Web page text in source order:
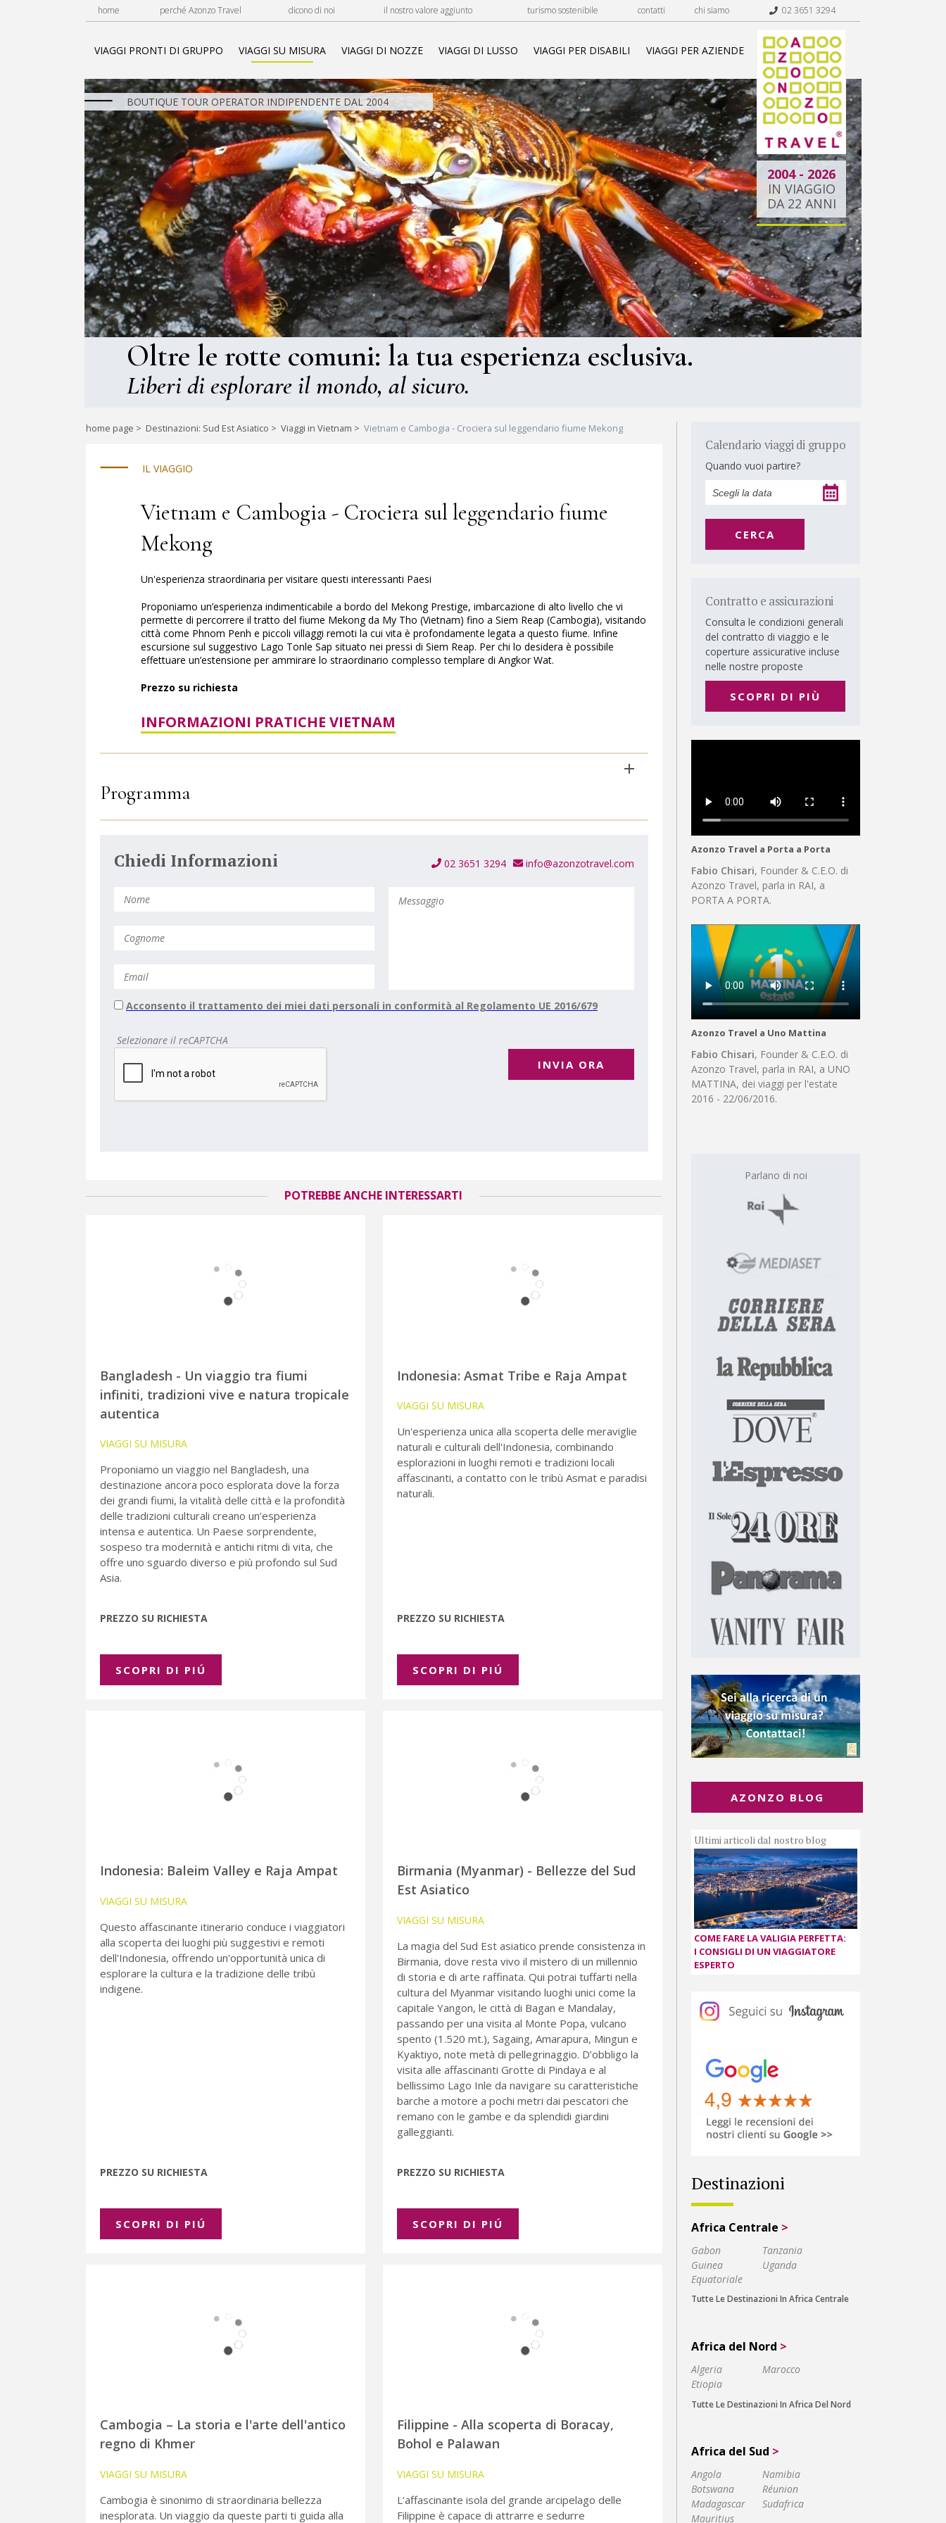
home perché Azonzo Travel dicono di noi il nostro valore aggiunto turismo sostenibile contatti chi siamo 02 3651 3294
VIAGGI PRONTI DI GRUPPO VIAGGI SU MISURA VIAGGI DI NOZZE VIAGGI DI LUSSO VIAGGI PER DISABILI VIAGGI PER AZIENDE
2004 - 2026
IN VIAGGIO
DA 22 ANNI
BOUTIQUE TOUR OPERATOR INDIPENDENTE DAL 2004
Oltre le rotte comuni: la tua esperienza esclusiva.
Liberi di esplorare il mondo, al sicuro.
home page > Destinazioni: Sud Est Asiatico > Viaggi in Vietnam > Vietnam e Cambogia - Crociera sul leggendario fiume Mekong
IL VIAGGIO
Vietnam e Cambogia - Crociera sul leggendario fiume
Mekong
Un'esperienza straordinaria per visitare questi interessanti Paesi
Proponiamo un’esperienza indimenticabile a bordo del Mekong Prestige, imbarcazione di alto livello che vi
permette di percorrere il tratto del fiume Mekong da My Tho (Vietnam) fino a Siem Reap (Cambogia), visitando
città come Phnom Penh e piccoli villaggi remoti la cui vita è profondamente legata a questo fiume. Infine
escursione sul suggestivo Lago Tonle Sap situato nei pressi di Siem Reap. Per chi lo desidera è possibile
effettuare un’estensione per ammirare lo straordinario complesso templare di Angkor Wat.
Prezzo su richiesta
INFORMAZIONI PRATICHE VIETNAM
Programma
Chiedi Informazioni info@azonzotravel.com
02 3651 3294
Acconsento il trattamento dei miei dati personali in conformità al Regolamento UE 2016/679
Selezionare il reCAPTCHA
INVIA ORA
POTREBBE ANCHE INTERESSARTI
Bangladesh - Un viaggio tra fiumi
infiniti, tradizioni vive e natura tropicale
autentica
VIAGGI SU MISURA
Proponiamo un viaggio nel Bangladesh, una
destinazione ancora poco esplorata dove la forza
dei grandi fiumi, la vitalità delle città e la profondità
delle tradizioni culturali creano un’esperienza
intensa e autentica. Un Paese sorprendente,
sospeso tra modernità e antichi ritmi di vita, che
offre uno sguardo diverso e più profondo sul Sud
Asia.
PREZZO SU RICHIESTA
SCOPRI DI PIÚ
Indonesia: Asmat Tribe e Raja Ampat
VIAGGI SU MISURA
Un'esperienza unica alla scoperta delle meraviglie
naturali e culturali dell'Indonesia, combinando
esplorazioni in luoghi remoti e tradizioni locali
affascinanti, a contatto con le tribù Asmat e paradisi
naturali.
PREZZO SU RICHIESTA
SCOPRI DI PIÚ
Indonesia: Baleim Valley e Raja Ampat
VIAGGI SU MISURA
Questo affascinante itinerario conduce i viaggiatori
alla scoperta dei luoghi più suggestivi e remoti
dell'Indonesia, offrendo un'opportunità unica di
esplorare la cultura e la tradizione delle tribù
indigene.
PREZZO SU RICHIESTA
SCOPRI DI PIÚ
Birmania (Myanmar) - Bellezze del Sud
Est Asiatico
VIAGGI SU MISURA
La magia del Sud Est asiatico prende consistenza in
Birmania, dove resta vivo il mistero di un millennio
di storia e di arte raffinata. Qui potrai tuffarti nella
cultura del Myanmar visitando luoghi unici come la
capitale Yangon, le città di Bagan e Mandalay,
passando per una visita al Monte Popa, vulcano
spento (1.520 mt.), Sagaing, Amarapura, Mingun e
Kyaktiyo, note metà di pellegrinaggio. D’obbligo la
visita alle affascinanti Grotte di Pindaya e al
bellissimo Lago Inle da navigare su caratteristiche
barche a motore a pochi metri dai pescatori che
remano con le gambe e da splendidi giardini
galleggianti.
PREZZO SU RICHIESTA
SCOPRI DI PIÚ
Cambogia – La storia e l'arte dell'antico
regno di Khmer
VIAGGI SU MISURA
Cambogia è sinonimo di straordinaria bellezza
inesplorata. Un viaggio da queste parti ti guida alla
Filippine - Alla scoperta di Boracay,
Bohol e Palawan
VIAGGI SU MISURA
L’affascinante isola del grande arcipelago delle
Filippine è capace di attrarre e sedurre
Calendario viaggi di gruppo
Quando vuoi partire?
CERCA
Contratto e assicurazioni
Consulta le condizioni generali
del contratto di viaggio e le
coperture assicurative incluse
nelle nostre proposte
SCOPRI DI PIÙ
Azonzo Travel a Porta a Porta
Fabio Chisari, Founder & C.E.O. di
Azonzo Travel, parla in RAI, a
PORTA A PORTA.
Azonzo Travel a Uno Mattina
Fabio Chisari, Founder & C.E.O. di
Azonzo Travel, parla in RAI, a UNO
MATTINA, dei viaggi per l'estate
2016 - 22/06/2016.
Parlano di noi
AZONZO BLOG
Ultimi articoli dal nostro blog
COME FARE LA VALIGIA PERFETTA:
I CONSIGLI DI UN VIAGGIATORE
ESPERTO
Destinazioni
Africa Centrale >
Gabon
Guinea
Equatoriale
Tanzania
Uganda
Tutte Le Destinazioni In Africa Centrale
Africa del Nord >
Algeria
Etiopia
Marocco
Tutte Le Destinazioni In Africa Del Nord
Africa del Sud >
Angola
Botswana
Madagascar
Mauritius
Namibia
Réunion
Sudafrica